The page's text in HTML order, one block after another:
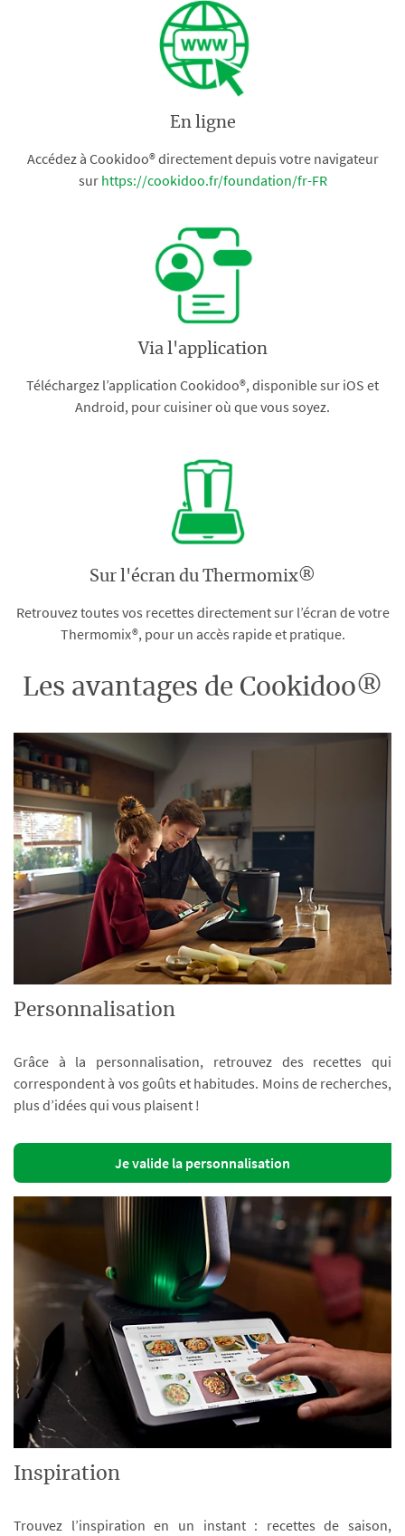
En ligne
Accédez à Cookidoo® directement depuis votre navigateur
sur https://cookidoo.fr/foundation/fr-FR
Via l'application
Téléchargez l’application Cookidoo®, disponible sur iOS et
Android, pour cuisiner où que vous soyez.
Sur l'écran du Thermomix®
Retrouvez toutes vos recettes directement sur l’écran de votre
Thermomix®, pour un accès rapide et pratique.
Les avantages de Cookidoo®
Personnalisation
Grâce à la personnalisation, retrouvez des recettes qui
correspondent à vos goûts et habitudes. Moins de recherches,
plus d’idées qui vous plaisent !
Je valide la personnalisation
Inspiration
Trouvez l’inspiration en un instant : recettes de saison,